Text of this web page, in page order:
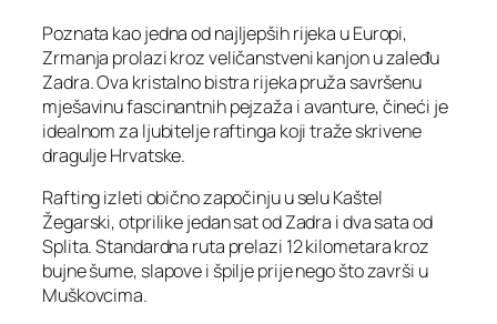
Poznata kao jedna od najljepših rijeka u Europi,
Zrmanja prolazi kroz veličanstveni kanjon u zaleđu
Zadra. Ova kristalno bistra rijeka pruža savršenu
mješavinu fascinantnih pejzaža i avanture, čineći je
idealnom za ljubitelje raftinga koji traže skrivene
dragulje Hrvatske.
Rafting izleti obično započinju u selu Kaštel
Žegarski, otprilike jedan sat od Zadra i dva sata od
Splita. Standardna ruta prelazi 12 kilometara kroz
bujne šume, slapove i špilje prije nego što završi u
Muškovcima.